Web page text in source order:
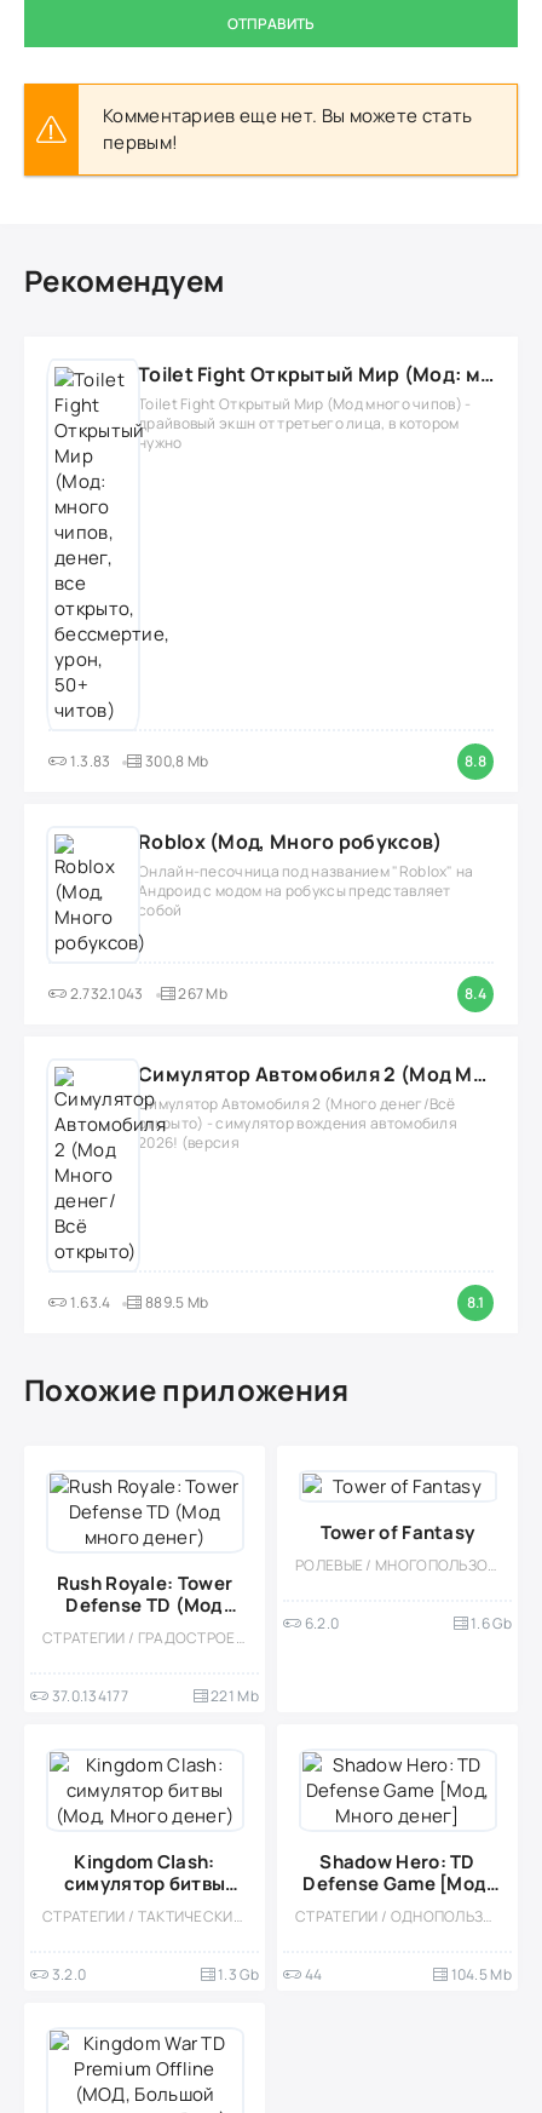
ОТПРАВИТЬ
Комментариев еще нет. Вы можете стать
первым!
Рекомендуем
Toilet Fight Открытый Мир (Мод: много чипов, денег, все открыто, бессмертие, урон, 50+ читов)
Toilet Fight Открытый Мир (Мод много чипов) -
драйвовый экшн от третьего лица, в котором
нужно
1.3.83 300,8 Mb 8.8
Roblox (Мод, Много робуксов)
Онлайн-песочница под названием "Roblox" на
Андроид с модом на робуксы представляет
собой
2.732.1043 267 Mb 8.4
Симулятор Автомобиля 2 (Мод Много денег/Всё открыто)
Симулятор Автомобиля 2 (Много денег/Всё
открыто) - симулятор вождения автомобиля
2026! (версия
1.63.4 889.5 Mb 8.1
Похожие приложения
Rush Royale: Tower
Defense TD (Мод
много денег)
СТРАТЕГИИ / ГРАДОСТРОЕНИЕ / МНОГОПОЛЬЗОВАТЕЛЬСКАЯ / СОРЕВНОВАТЕЛЬНАЯ / ОНЛАЙН / ОДНОПОЛЬЗОВАТЕЛЬСКИЕ / СТИЛИЗАЦИЯ / СРЕДНЕВЕКОВЬЕ / ДЛЯ ДЕТЕЙ / МОД / TOWER DEFENCE
37.0.134177 221 Mb
Tower of Fantasy
РОЛЕВЫЕ / МНОГОПОЛЬЗОВАТЕЛЬСКАЯ / АНИМЕ / СТИЛИЗАЦИЯ / ОДНОПОЛЬЗОВАТЕЛЬСКИЕ / ФЭНТЕЗИ / БОЛЬШАЯ / ОТКРЫТЫЙ МИР
6.2.0 1.6 Gb
Kingdom Clash:
симулятор битвы
(Мод, Много денег)СТРАТЕГИИ / ТАКТИЧЕСКИЕ / КАЗУАЛЬНЫЕ / СТИЛИЗАЦИЯ / ОДНОПОЛЬЗОВАТЕЛЬСКИЕ / ВСТРОЕННЫЙ КЕШ / МОД / ИЗОМЕТРИЯ / БОЛЬШАЯ
3.2.0 1.3 Gb
Shadow Hero: TD
Defense Game [Мод,
Много денег]
СТРАТЕГИИ / ОДНОПОЛЬЗОВАТЕЛЬСКИЕ / ФЭНТЕЗИ / TOWER DEFENCE / ОФЛАЙН / МОД
44 104.5 Mb